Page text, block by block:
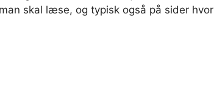
skal læse, og typisk også på sider hvor